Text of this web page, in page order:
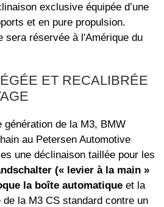
exclusive équipée d’une
et en pure propulsion.
sera réservée à l'Amérique du
ET RECALIBRÉE
génération de la M3, BMW
au Petersen Automotive
une déclinaison taillée pour les
(« levier à la main »
la boîte automatique et la
la M3 CS standard contre un